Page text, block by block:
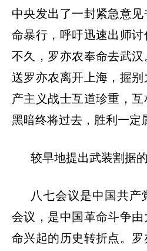
中央发出了一封紧急意
命暴行，呼吁迅速出师
不久，罗亦农奉命去武
送罗亦农离开上海，握
产主义战士互道珍重，互
黑暗终将过去，胜利一定
较早地提出武装割据
八七会议是中国共产
会议，是中国革命斗争
命兴起的历史转折点。